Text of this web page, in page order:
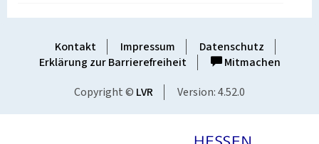
Kontakt Impressum
Datenschutz
Erklärung zur Barrierefreiheit
Mitmachen
Copyright © LVR Version: 4.52.0